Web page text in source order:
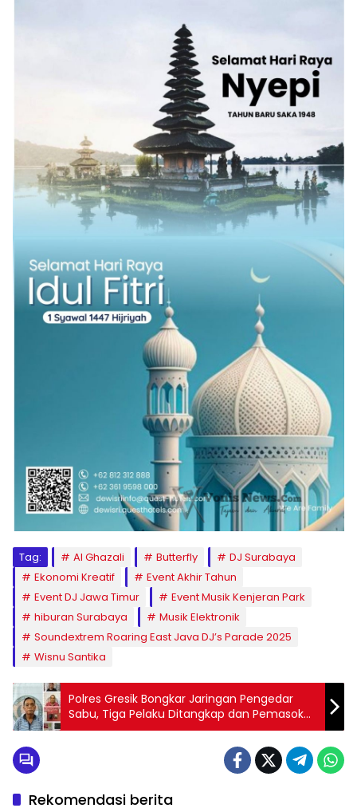
Tag: Al Ghazali Butterfly
DJ Surabaya
Ekonomi Kreatif
Event Akhir Tahun
Event DJ Jawa Timur
Event Musik Kenjeran Park
hiburan Surabaya
Musik Elektronik
Soundextrem Roaring East Java DJ’s Parade 2025
Wisnu Santika
Polres Gresik Bongkar Jaringan Pengedar
Sabu, Tiga Pelaku Ditangkap dan Pemasok
Diburu
Rekomendasi berita